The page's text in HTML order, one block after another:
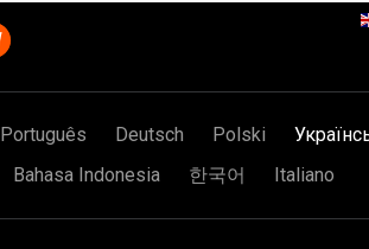
Português Deutsch Polski
Bahasa Indonesia 한국어 Italiano